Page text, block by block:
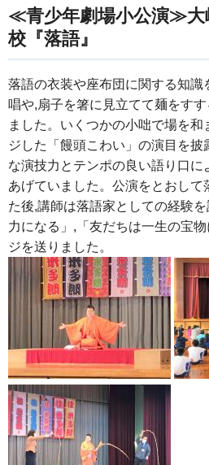
≪青少年劇場小公演≫大
校『落語』
落語の衣装や座布団に関する知識
唱や,扇子を箸に見立てて麺をす
ました。いくつかの小咄で場を
ジした「饅頭こわい」の演目を
な演技力とテンポの良い語り口に
あげていました。公演をとおして
た後,講師は落語家としての経験
力になる」,「友だちは一生の宝
ジを送りました。